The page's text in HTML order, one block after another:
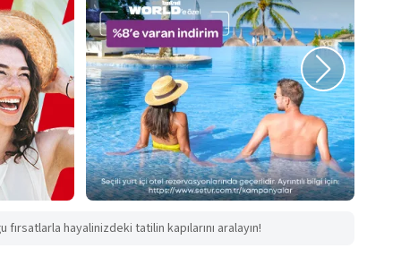
hayalinizdeki tatilin kapılarını aralayın!